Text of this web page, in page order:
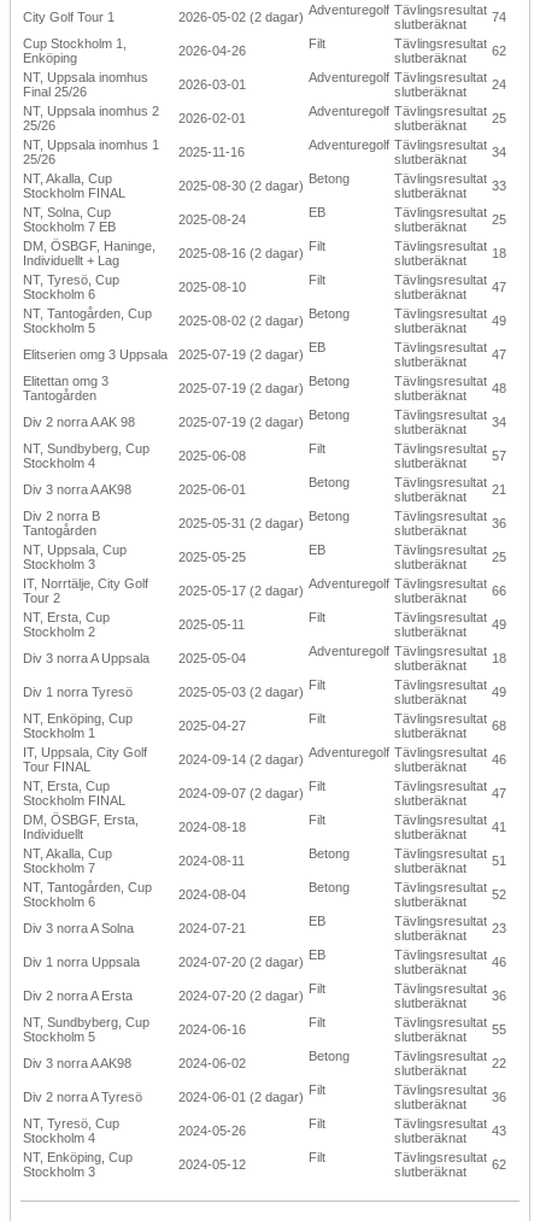
City Golf Tour 1 2026-05-02 (2 dagar) Adventuregolf Tävlingsresultat
slutberäknat
74
Cup Stockholm 1,
Enköping
2026-04-26 Filt
Tävlingsresultat
slutberäknat
62
NT, Uppsala inomhus
Final 25/26
2026-03-01 Adventuregolf Tävlingsresultat
slutberäknat
24
NT, Uppsala inomhus 2
25/26
2026-02-01 Adventuregolf Tävlingsresultat
slutberäknat
25
NT, Uppsala inomhus 1
25/26
2025-11-16 Adventuregolf Tävlingsresultat
slutberäknat
34
NT, Akalla, Cup
Stockholm FINAL
2025-08-30 (2 dagar) Betong
Tävlingsresultat
slutberäknat
33
NT, Solna, Cup
Stockholm 7 EB
2025-08-24 EB
Tävlingsresultat
slutberäknat
25
DM, ÖSBGF, Haninge,
Individuellt + Lag
2025-08-16 (2 dagar) Filt
Tävlingsresultat
slutberäknat
18
NT, Tyresö, Cup
Stockholm 6
2025-08-10 Filt
Tävlingsresultat
slutberäknat
47
NT, Tantogården, Cup
Stockholm 5
2025-08-02 (2 dagar) Betong
Tävlingsresultat
slutberäknat
49
Elitserien omg 3 Uppsala 2025-07-19 (2 dagar) EB
Tävlingsresultat
slutberäknat
47
Elitettan omg 3
Tantogården
2025-07-19 (2 dagar) Betong
Tävlingsresultat
slutberäknat
48
Div 2 norra A AK 98 2025-07-19 (2 dagar) Betong
Tävlingsresultat
slutberäknat
34
NT, Sundbyberg, Cup
Stockholm 4
2025-06-08 Filt
Tävlingsresultat
slutberäknat
57
Div 3 norra A AK98 2025-06-01 Betong
Tävlingsresultat
slutberäknat
21
Div 2 norra B
Tantogården
2025-05-31 (2 dagar) Betong
Tävlingsresultat
slutberäknat
36
NT, Uppsala, Cup
Stockholm 3
2025-05-25 EB
Tävlingsresultat
slutberäknat
25
IT, Norrtälje, City Golf
Tour 2
2025-05-17 (2 dagar) Adventuregolf Tävlingsresultat
slutberäknat
66
NT, Ersta, Cup
Stockholm 2
2025-05-11 Filt
Tävlingsresultat
slutberäknat
49
Div 3 norra A Uppsala 2025-05-04 Adventuregolf Tävlingsresultat
slutberäknat
18
Div 1 norra Tyresö 2025-05-03 (2 dagar) Filt
Tävlingsresultat
slutberäknat
49
NT, Enköping, Cup
Stockholm 1
2025-04-27 Filt
Tävlingsresultat
slutberäknat
68
IT, Uppsala, City Golf
Tour FINAL
2024-09-14 (2 dagar) Adventuregolf Tävlingsresultat
slutberäknat
46
NT, Ersta, Cup
Stockholm FINAL
2024-09-07 (2 dagar) Filt
Tävlingsresultat
slutberäknat
47
DM, ÖSBGF, Ersta,
Individuellt
2024-08-18 Filt
Tävlingsresultat
slutberäknat
41
NT, Akalla, Cup
Stockholm 7
2024-08-11 Betong
Tävlingsresultat
slutberäknat
51
NT, Tantogården, Cup
Stockholm 6
2024-08-04 Betong
Tävlingsresultat
slutberäknat
52
Div 3 norra A Solna 2024-07-21 EB
Tävlingsresultat
slutberäknat
23
Div 1 norra Uppsala 2024-07-20 (2 dagar) EB
Tävlingsresultat
slutberäknat
46
Div 2 norra A Ersta 2024-07-20 (2 dagar) Filt
Tävlingsresultat
slutberäknat
36
NT, Sundbyberg, Cup
Stockholm 5
2024-06-16 Filt
Tävlingsresultat
slutberäknat
55
Div 3 norra A AK98 2024-06-02 Betong
Tävlingsresultat
slutberäknat
22
Div 2 norra A Tyresö 2024-06-01 (2 dagar) Filt
Tävlingsresultat
slutberäknat
36
NT, Tyresö, Cup
Stockholm 4
2024-05-26 Filt
Tävlingsresultat
slutberäknat
43
NT, Enköping, Cup
Stockholm 3
2024-05-12 Filt
Tävlingsresultat
slutberäknat
62